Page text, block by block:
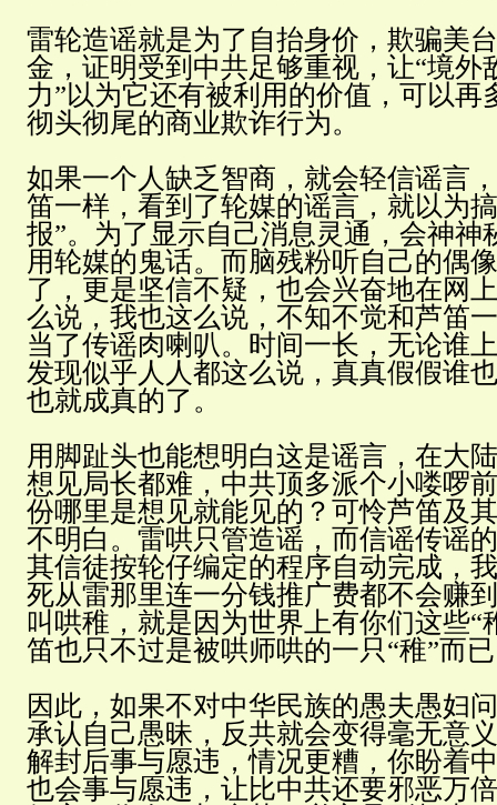
雷轮造谣就是为了自抬身价，欺骗美
金，证明受到中共足够重视，让“境外
力”以为它还有被利用的价值，可以再
彻头彻尾的商业欺诈行为。
如果一个人缺乏智商，就会轻信谣言，
笛一样，看到了轮媒的谣言，就以为
报”。为了显示自己消息灵通，会神神
用轮媒的鬼话。而脑残粉听自己的偶
了，更是坚信不疑，也会兴奋地在网
么说，我也这么说，不知不觉和芦笛
当了传谣肉喇叭。时间一长，无论谁
发现似乎人人都这么说，真真假假谁
也就成真的了。
用脚趾头也能想明白这是谣言，在大
想见局长都难，中共顶多派个小喽啰
份哪里是想见就能见的？可怜芦笛及
不明白。雷哄只管造谣，而信谣传谣
其信徒按轮仔编定的程序自动完成，
死从雷那里连一分钱推广费都不会赚
叫哄稚，就是因为世界上有你们这些“
笛也只不过是被哄师哄的一只“稚”而
因此，如果不对中华民族的愚夫愚妇
承认自己愚昧，反共就会变得毫无意
解封后事与愿违，情况更糟，你盼着
也会事与愿违，让比中共还要邪恶万